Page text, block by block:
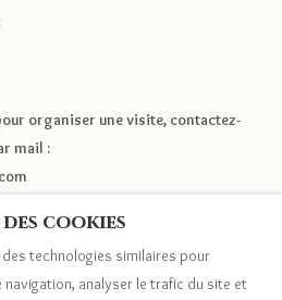
organiser une visite, contactez-
mail :
cookies
technologies similaires pour
analyser le trafic du site et